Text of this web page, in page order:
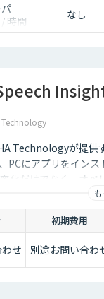
時間
収
なし
Technology
Technologyが提供
PCにアプリをインス
率化だけでなく、オ
初期費用
せ 別途お問い合わ